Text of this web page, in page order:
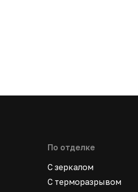
По отделке
С зеркалом
С терморазрывом